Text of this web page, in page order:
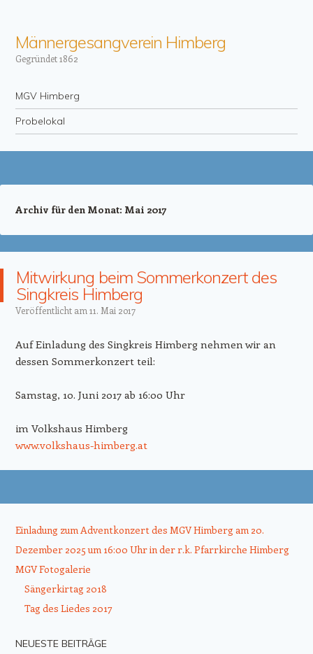
Männergesangverein Himberg
Gegründet 1862
Menü
Zum Inhalt springen
MGV Himberg
Probelokal
Archiv für den Monat: Mai 2017
Mitwirkung beim Sommerkonzert des
Singkreis Himberg
Veröffentlicht am 11. Mai 2017
Auf Einladung des Singkreis Himberg nehmen wir an
dessen Sommerkonzert teil:
Samstag, 10. Juni 2017 ab 16:00 Uhr
im Volkshaus Himberg
www.volkshaus-himberg.at
Einladung zum Adventkonzert des MGV Himberg am 20.
Dezember 2025 um 16:00 Uhr in der r.k. Pfarrkirche Himberg
MGV Fotogalerie
Sängerkirtag 2018
Tag des Liedes 2017
NEUESTE BEITRÄGE